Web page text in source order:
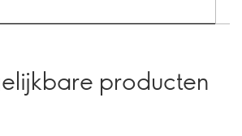
producten